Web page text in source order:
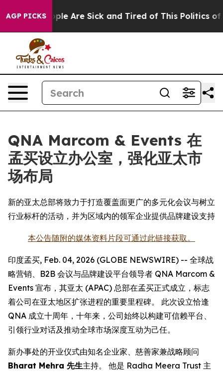
AGP PICKS
“People Are Sick and Tired of This Politics of
QNA Marcom & Events 在
孟买设立办公室，强化亚太市
场布局
新的亚太总部将致力于打造覆盖面更广的多元化会议与树立
行业标杆的活动，并为区域内的领军企业提供品牌建设支持
本公告随附的媒体资料片段可通过此链接获取。
印度孟买, Feb. 04, 2026 (GLOBE NEWSWIRE) -- 全球战
略营销、B2B 会议与品牌建设平台领导者 QNA Marcom &
Events 宣布，其亚太 (APAC) 总部在孟买正式成立，标志
着公司在亚太地区扩张进程的重要里程碑。 此次设立恰逢
QNA 成立十周年，十年来，公司始终以构建可信赖平台、
引领行业对话及推动全球市场深度互动为己任。
新办事处的开业仪式由知名企业家、慈善家兼战略顾问
Bharat Mehra 先生主持。 他是 Radha Meera Trust 主